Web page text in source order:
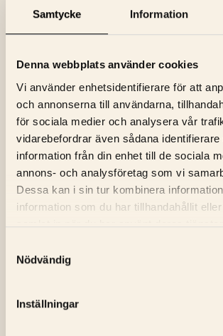
Samtycke Information
Denna webbplats använder cookies
Vi använder enhetsidentifierare för att
och annonserna till användarna,
för sociala medier och analysera vår
vidarebefordrar även sådana identifierare
information från din enhet till de sociala
annons- och analysföretag som vi
Dessa kan i sin tur kombinera
information som du har tillhandahållit
Nödvändig
Inställningar
Skådespelare:
Tom Hardy, Jamie Dornan,
Mathieu Amalric, Rip Torn, Krystal Ellsworth,
James Lance...Läs mer
NYHETSBREV
E-Postaddress